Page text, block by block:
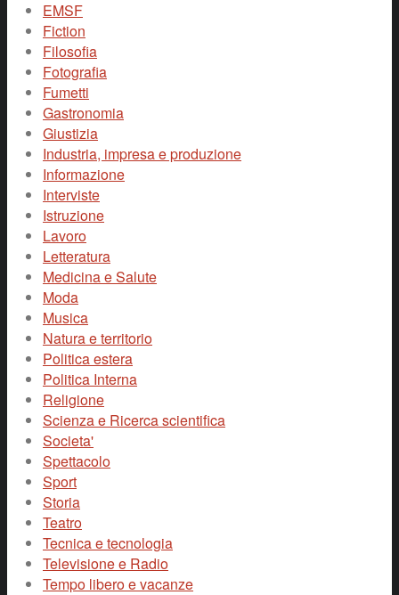
EMSF
Fiction
Filosofia
Fotografia
Fumetti
Gastronomia
Giustizia
Industria, impresa e produzione
Informazione
Interviste
Istruzione
Lavoro
Letteratura
Medicina e Salute
Moda
Musica
Natura e territorio
Politica estera
Politica Interna
Religione
Scienza e Ricerca scientifica
Societa'
Spettacolo
Sport
Storia
Teatro
Tecnica e tecnologia
Televisione e Radio
Tempo libero e vacanze